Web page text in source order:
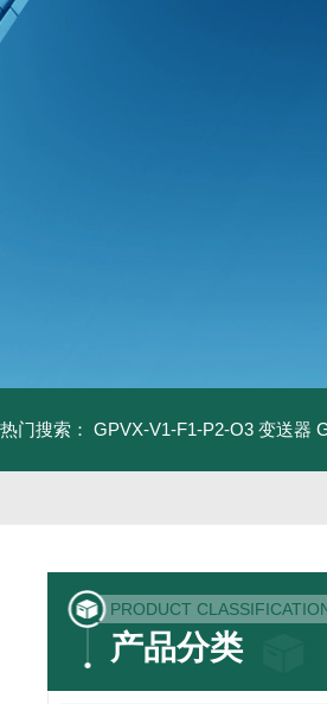
热门搜索： GPVX-V1-F1-P2-O3 变送器
PRODUCT
产品分类